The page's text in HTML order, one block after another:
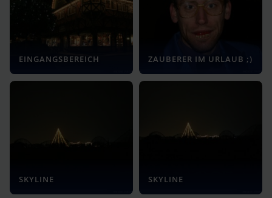
EINGANGSBEREICH ZAUBERER IM URLAUB ;)
SKYLINE SKYLINE